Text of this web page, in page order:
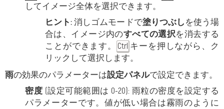
してイメージ全体を選択できます。
ヒント:消しゴムモードで塗りつぶしを使う場
合は、イメージ内のすべての選択を消去する
ことができます。
Ctrl キーを押しながら、ク
リックして選択します。
雨の効果のパラメーターは設定パネルで設定できます。
密度 (設定可能範囲は 0-20): 雨粒の密度を設定する
パラメーターです。値が低い場合は霧雨のように